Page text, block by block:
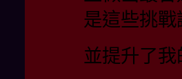
是這些挑
並提升了